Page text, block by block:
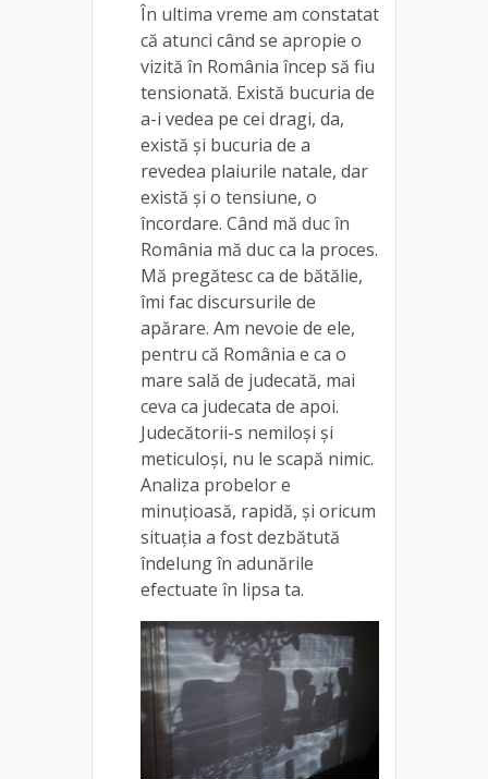
În ultima vreme am constatat
că atunci când se apropie o
vizită în România încep să fiu
tensionată. Există bucuria de
a-i vedea pe cei dragi, da,
există și bucuria de a
revedea plaiurile natale, dar
există și o tensiune, o
încordare. Când mă duc în
România mă duc ca la proces.
Mă pregătesc ca de bătălie,
îmi fac discursurile de
apărare. Am nevoie de ele,
pentru că România e ca o
mare sală de judecată, mai
ceva ca judecata de apoi.
Judecătorii-s nemiloși și
meticuloși, nu le scapă nimic.
Analiza probelor e
minuțioasă, rapidă, și oricum
situația a fost dezbătută
îndelung în adunările
efectuate în lipsa ta.